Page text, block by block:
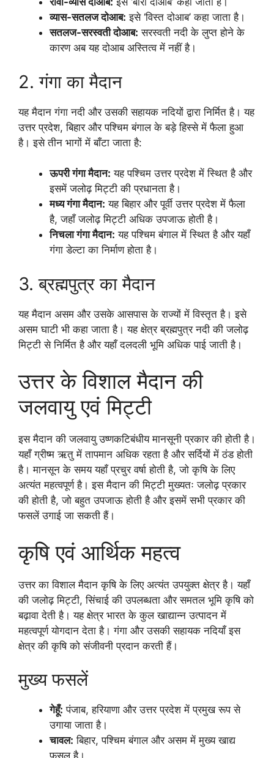
व्यास-सतलज दोआब: इसे ‘विस्त दोआब’ कहा जाता है।
सतलज-सरस्वती दोआब: सरस्वती नदी के लुप्त होने के
कारण अब यह दोआब अस्तित्व में नहीं है।
2. गंगा का मैदान
यह मैदान गंगा नदी और उसकी सहायक नदियों द्वारा निर्मित है। यह
उत्तर प्रदेश, बिहार और पश्चिम बंगाल के बड़े हिस्से में फैला हुआ
है। इसे तीन भागों में बाँटा जाता है:
ऊपरी गंगा मैदान: यह पश्चिम उत्तर प्रदेश में स्थित है और
इसमें जलोढ़ मिट्टी की प्रधानता है।
मध्य गंगा मैदान: यह बिहार और पूर्वी उत्तर प्रदेश में फैला
है, जहाँ जलोढ़ मिट्टी अधिक उपजाऊ होती है।
निचला गंगा मैदान: यह पश्चिम बंगाल में स्थित है और यहाँ
गंगा डेल्टा का निर्माण होता है।
3. ब्रह्मपुत्र का मैदान
यह मैदान असम और उसके आसपास के राज्यों में विस्तृत है। इसे
असम घाटी भी कहा जाता है। यह क्षेत्र ब्रह्मपुत्र नदी की जलोढ़
मिट्टी से निर्मित है और यहाँ दलदली भूमि अधिक पाई जाती है।
उत्तर के विशाल मैदान की
जलवायु एवं मिट्टी
इस मैदान की जलवायु उष्णकटिबंधीय मानसूनी प्रकार की होती है।
यहाँ ग्रीष्म ऋतु में तापमान अधिक रहता है और सर्दियों में ठंड होती
है। मानसून के समय यहाँ प्रचुर वर्षा होती है, जो कृषि के लिए
अत्यंत महत्वपूर्ण है। इस मैदान की मिट्टी मुख्यतः जलोढ़ प्रकार
की होती है, जो बहुत उपजाऊ होती है और इसमें सभी प्रकार की
फसलें उगाई जा सकती हैं।
कृषि एवं आर्थिक महत्व
उत्तर का विशाल मैदान कृषि के लिए अत्यंत उपयुक्त क्षेत्र है। यहाँ
की जलोढ़ मिट्टी, सिंचाई की उपलब्धता और समतल भूमि कृषि को
बढ़ावा देती है। यह क्षेत्र भारत के कुल खाद्यान्न उत्पादन में
महत्वपूर्ण योगदान देता है। गंगा और उसकी सहायक नदियाँ इस
क्षेत्र की कृषि को संजीवनी प्रदान करती हैं।
मुख्य फसलें
गेहूँ: पंजाब, हरियाणा और उत्तर प्रदेश में प्रमुख रूप से
उगाया जाता है।
चावल: बिहार, पश्चिम बंगाल और असम में मुख्य खाद्य